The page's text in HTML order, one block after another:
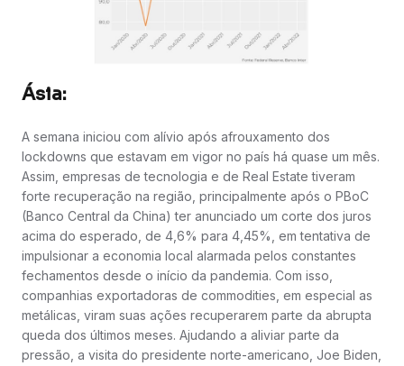
Ásia:
A semana iniciou com alívio após afrouxamento dos
lockdowns que estavam em vigor no país há quase um mês.
Assim, empresas de tecnologia e de Real Estate tiveram
forte recuperação na região, principalmente após o PBoC
(Banco Central da China) ter anunciado um corte dos juros
acima do esperado, de 4,6% para 4,45%, em tentativa de
impulsionar a economia local alarmada pelos constantes
fechamentos desde o início da pandemia. Com isso,
companhias exportadoras de commodities, em especial as
metálicas, viram suas ações recuperarem parte da abrupta
queda dos últimos meses. Ajudando a aliviar parte da
pressão, a visita do presidente norte-americano, Joe Biden,